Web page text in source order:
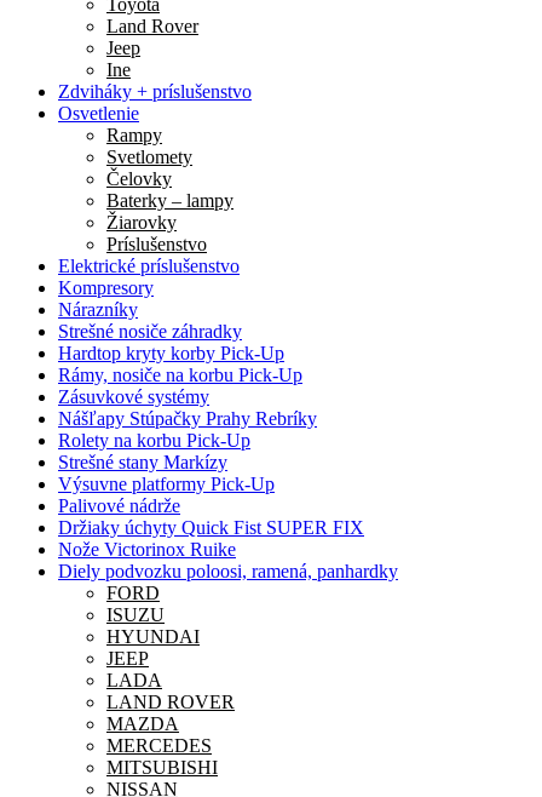
Toyota
Land Rover
Jeep
Ine
Zdviháky + príslušenstvo
Osvetlenie
Rampy
Svetlomety
Čelovky
Baterky – lampy
Žiarovky
Príslušenstvo
Elektrické príslušenstvo
Kompresory
Nárazníky
Strešné nosiče záhradky
Hardtop kryty korby Pick-Up
Rámy, nosiče na korbu Pick-Up
Zásuvkové systémy
Nášľapy Stúpačky Prahy Rebríky
Rolety na korbu Pick-Up
Strešné stany Markízy
Výsuvne platformy Pick-Up
Palivové nádrže
Držiaky úchyty Quick Fist SUPER FIX
Nože Victorinox Ruike
Diely podvozku poloosi, ramená, panhardky
FORD
ISUZU
HYUNDAI
JEEP
LADA
LAND ROVER
MAZDA
MERCEDES
MITSUBISHI
NISSAN